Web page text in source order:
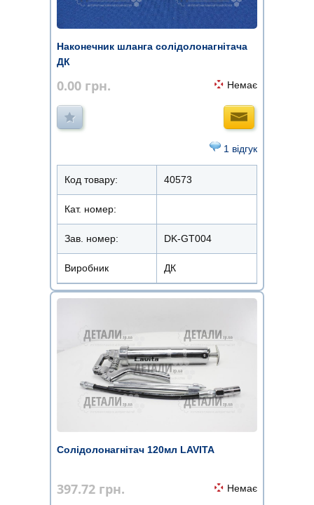
Наконечник шланга солідолонагнітача
ДК
0.00 грн. Немає
1 відгук
Код товару: 40573
Кат. номер:
Зав. номер: DK-GT004
Виробник ДК
Солідолонагнітач 120мл LAVITA
397.72 грн. Немає